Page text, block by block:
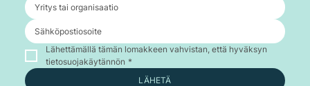
Lähettämällä tämän lomakkeen vahvistan, että hyväksyn
tietosuojakäytännön *
LÄHETÄ